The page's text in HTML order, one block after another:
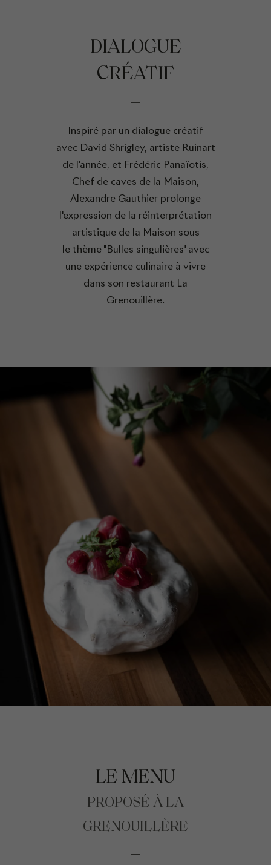
DIALOGUE
CRÉATIF
Inspiré par un dialogue créatif
avec David Shrigley, artiste Ruinart
de l'année, et Frédéric Panaïotis,
Chef de caves de la Maison,
Alexandre Gauthier prolonge
l'expression de la réinterprétation
artistique de la Maison sous
le thème "Bulles singulières" avec
une expérience culinaire à vivre
dans son restaurant La
Grenouillère.
LE MENU
PROPOSÉ À LA
GRENOUILLÈRE